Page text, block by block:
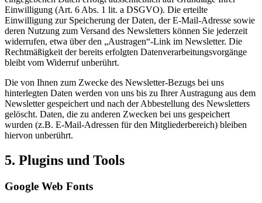
Einwilligung (Art. 6 Abs. 1 lit. a DSGVO). Die erteilte
Einwilligung zur Speicherung der Daten, der E-Mail-Adresse sowie
deren Nutzung zum Versand des Newsletters können Sie jederzeit
widerrufen, etwa über den „Austragen“-Link im Newsletter. Die
Rechtmäßigkeit der bereits erfolgten Datenverarbeitungsvorgänge
bleibt vom Widerruf unberührt.
Die von Ihnen zum Zwecke des Newsletter-Bezugs bei uns
hinterlegten Daten werden von uns bis zu Ihrer Austragung aus dem
Newsletter gespeichert und nach der Abbestellung des Newsletters
gelöscht. Daten, die zu anderen Zwecken bei uns gespeichert
wurden (z.B. E-Mail-Adressen für den Mitgliederbereich) bleiben
hiervon unberührt.
5. Plugins und Tools
Google Web Fonts